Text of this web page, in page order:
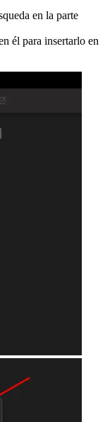
en la parte
él para insertarlo en